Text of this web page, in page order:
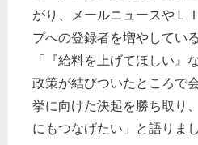
がり、メールニュースやＬ
プへの登録者を増やしてい
「『給料を上げてほしい』
政策が結びついたところで
挙に向けた決起を勝ち取り
にもつなげたい」と語りまし